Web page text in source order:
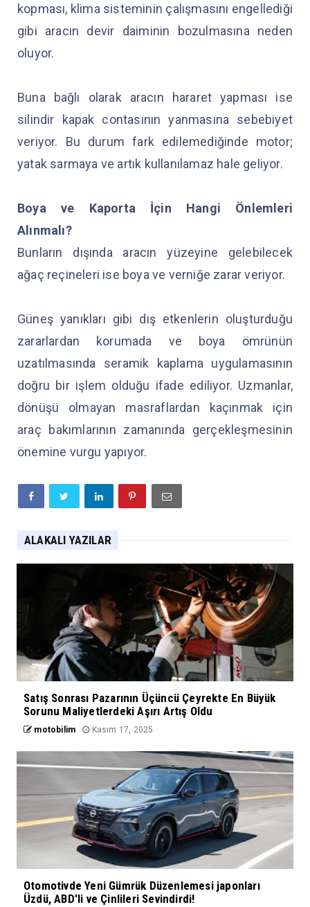
kopması, klima sisteminin çalışmasını engellediği
gibi aracın devir daiminin bozulmasına neden
oluyor.
Buna bağlı olarak aracın hararet yapması ise
silindir kapak contasının yanmasına sebebiyet
veriyor. Bu durum fark edilemediğinde motor;
yatak sarmaya ve artık kullanılamaz hale geliyor.
Boya ve Kaporta İçin Hangi Önlemleri
Alınmalı?
Bunların dışında aracın yüzeyine gelebilecek
ağaç reçineleri ise boya ve verniğe zarar veriyor.
Güneş yanıkları gibi dış etkenlerin oluşturduğu
zararlardan korumada ve boya ömrünün
uzatılmasında seramik kaplama uygulamasının
doğru bir işlem olduğu ifade ediliyor. Uzmanlar,
dönüşü olmayan masraflardan kaçınmak için
araç bakımlarının zamanında gerçekleşmesinin
önemine vurgu yapıyor.
ALAKALI YAZILAR
Satış Sonrası Pazarının Üçüncü Çeyrekte En Büyük
Sorunu Maliyetlerdeki Aşırı Artış Oldu
motobilim Kasım 17, 2025
Otomotivde Yeni Gümrük Düzenlemesi japonları
Üzdü, ABD'li ve Çinlileri Sevindirdi!